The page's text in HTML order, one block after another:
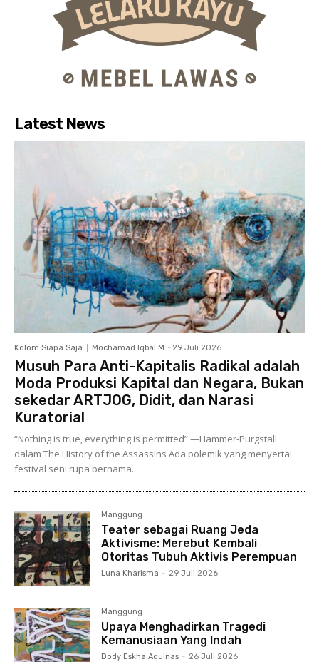
Latest News
Kolom Siapa Saja Mochamad Iqbal M - 29 Juli 2026
Musuh Para Anti-Kapitalis Radikal adalah
Moda Produksi Kapital dan Negara, Bukan
sekedar ARTJOG, Didit, dan Narasi
Kuratorial
“Nothing is true, everything is permitted” —Hammer-Purgstall
dalam The History of the Assassins Ada polemik yang menyertai
festival seni rupa bernama...
Manggung
Teater sebagai Ruang Jeda
Aktivisme: Merebut Kembali
Otoritas Tubuh Aktivis Perempuan
Luna Kharisma - 29 Juli 2026
Manggung
Upaya Menghadirkan Tragedi
Kemanusiaan Yang Indah
Dody Eskha Aquinas - 26 Juli 2026